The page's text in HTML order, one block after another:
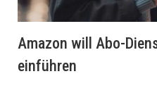
Amazon will Abo-
einführen